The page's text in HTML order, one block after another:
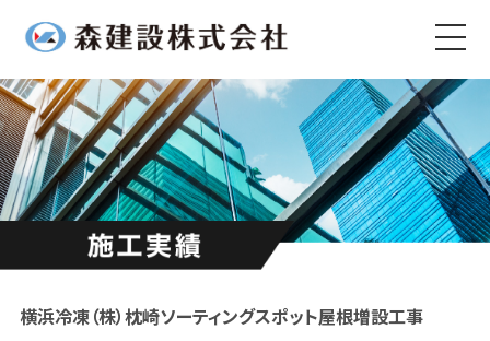
横浜冷凍（株）枕崎ソーティングスポット屋根増設工事